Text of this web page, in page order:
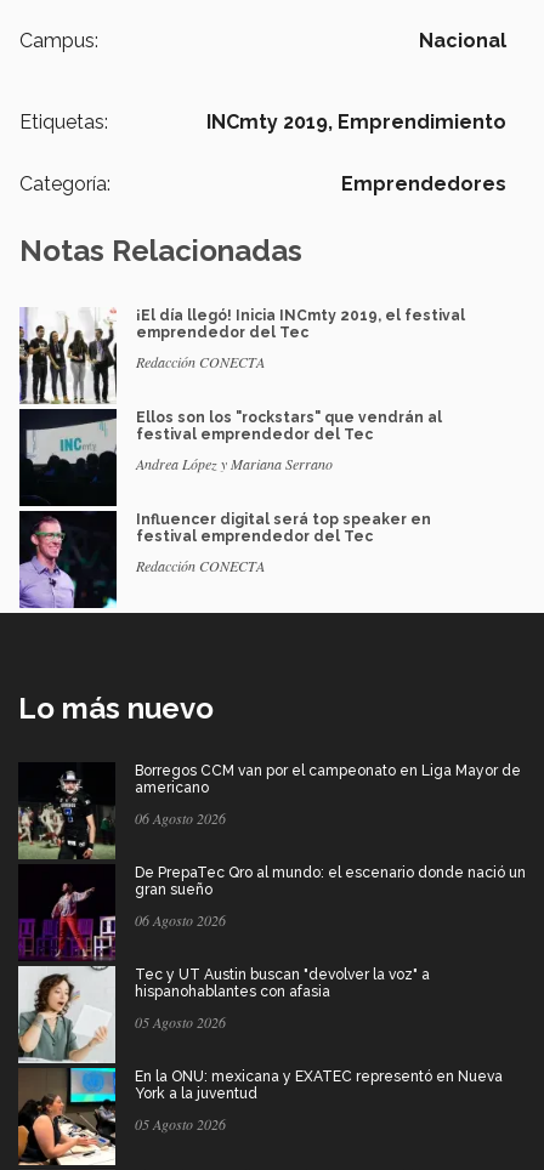
Campus: Nacional
Etiquetas: INCmty 2019, Emprendimiento
Categoría: Emprendedores
Notas Relacionadas
¡El día llegó! Inicia INCmty 2019, el festival
emprendedor del Tec
Redacción CONECTA
Ellos son los "rockstars" que vendrán al
festival emprendedor del Tec
Andrea López y Mariana Serrano
Influencer digital será top speaker en
festival emprendedor del Tec
Redacción CONECTA
Lo más nuevo
Borregos CCM van por el campeonato en Liga Mayor de
americano
06 Agosto 2026
De PrepaTec Qro al mundo: el escenario donde nació un
gran sueño
06 Agosto 2026
Tec y UT Austin buscan "devolver la voz" a
hispanohablantes con afasia
05 Agosto 2026
En la ONU: mexicana y EXATEC representó en Nueva
York a la juventud
05 Agosto 2026